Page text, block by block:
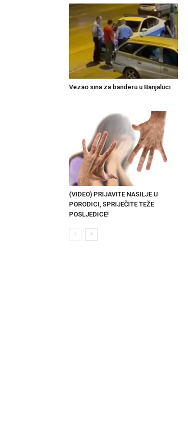
Vezao sina za banderu u Banjaluci
(VIDEO) PRIJAVITE NASILJE U
PORODICI, SPRIJEČITE TEŽE
POSLJEDICE!